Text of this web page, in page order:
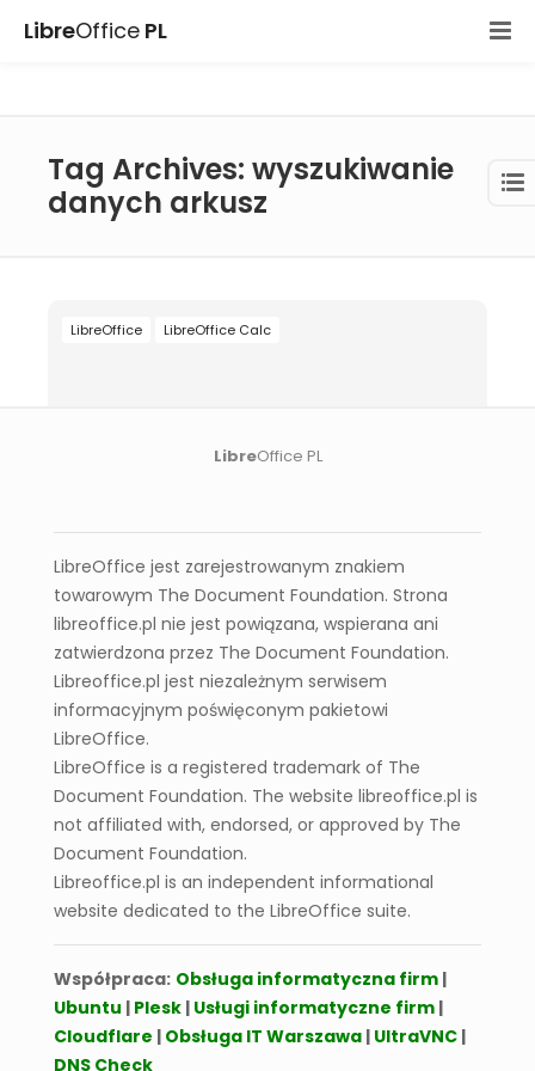
LibreOffice PL
Tag Archives: wyszukiwanie
danych arkusz
LibreOffice LibreOffice Calc
16 paź 2025
Jak działa WYSZUKAJ.PIONOWO
(VLOOKUP)?
LibreOffice PL
LibreOffice jest zarejestrowanym znakiem
towarowym The Document Foundation. Strona
libreoffice.pl nie jest powiązana, wspierana ani
zatwierdzona przez The Document Foundation.
Libreoffice.pl jest niezależnym serwisem
informacyjnym poświęconym pakietowi
LibreOffice.
LibreOffice is a registered trademark of The
Document Foundation. The website libreoffice.pl is
not affiliated with, endorsed, or approved by The
Document Foundation.
Libreoffice.pl is an independent informational
website dedicated to the LibreOffice suite.
Współpraca: Obsługa informatyczna firm |
Ubuntu | Plesk | Usługi informatyczne firm |
Cloudflare | Obsługa IT Warszawa | UltraVNC |
DNS Check